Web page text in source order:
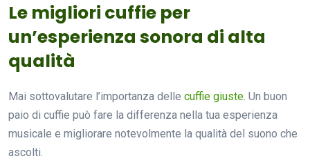
Le migliori cuffie per
un’esperienza sonora di alta
qualità
Mai sottovalutare l’importanza delle cuffie giuste. Un buon
paio di cuffie può fare la differenza nella tua esperienza
musicale e migliorare notevolmente la qualità del suono che
ascolti.